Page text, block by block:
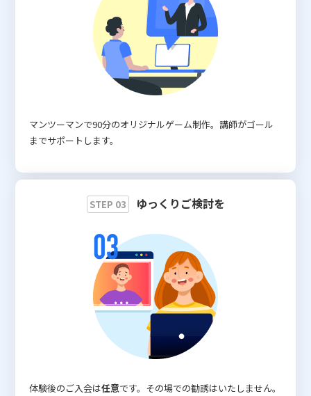
マンツーマンで90分のオリジナルゲーム制作。講師がゴール
までサポートします。
STEP 03 ゆっくりご検討を
体験後のご入会は任意です。その場での勧誘はいたしません。